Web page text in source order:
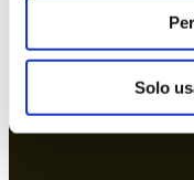
Solo
Oficina y